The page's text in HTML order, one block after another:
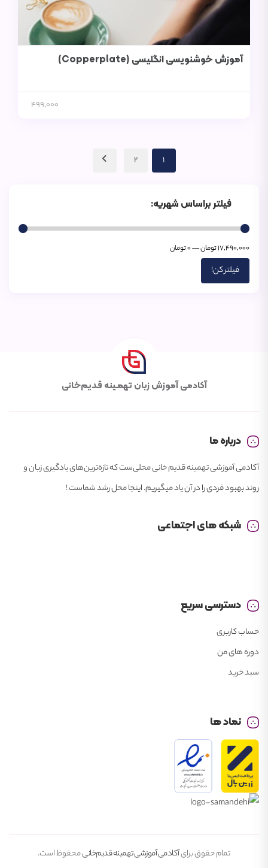
آموزش خوشنویسی انگلیسی (Copperplate)
499,000
1
2
فیلتر براساس شهریه:
17,490,000 تومان —0 تومان
فیلتر کن!
آکادمی آموزش زبان تهمـینه قـدیم‌خانی
درباره ما
آکادمی آموزشی تهمینه قدیم خانی محلی‌ست که تازه‌ترین‌های یادگیری زبان و
روند بهبود فردی را در آن یاد میگیریم. اینجا محل رشد شماست !
شبکه های اجتماعی
دسترسی سریع
حساب کاربری
دوره های من
سبد خرید
نماد ها
تمام حقوق برایآکادمی آموزشی تهمینه قدیم‌خانیمحفوظ است.